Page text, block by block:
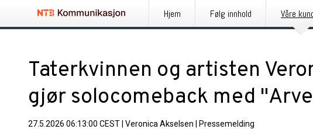
Hjem Følg innhold Våre
Taterkvinnen og artisten
gjør solocomeback med
27.5.2026 06:13:00 CEST Veronica Akselsen Pressemelding